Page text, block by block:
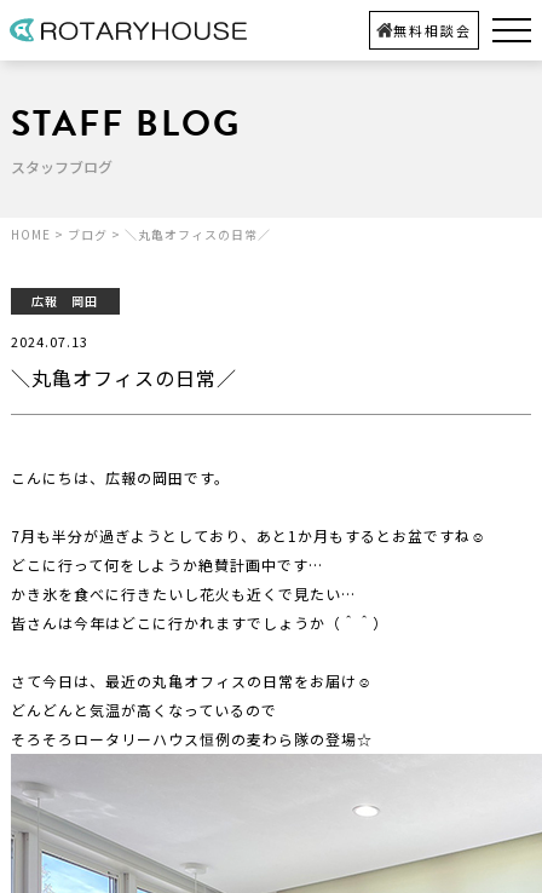
無料相談会
STAFF BLOG
スタッフブログ
HOME > ブログ > ＼丸亀オフィスの日常／
広報 岡田
＼丸亀オフィスの日常／
2024.07.13
こんにちは、広報の岡田です。
7月も半分が過ぎようとしており、あと1か月もするとお盆ですね☺
どこに行って何をしようか絶賛計画中です…
かき氷を食べに行きたいし花火も近くで見たい…
皆さんは今年はどこに行かれますでしょうか（＾＾）
さて今日は、最近の丸亀オフィスの日常をお届け☺
どんどんと気温が高くなっているので
そろそろロータリーハウス恒例の麦わら隊の登場☆